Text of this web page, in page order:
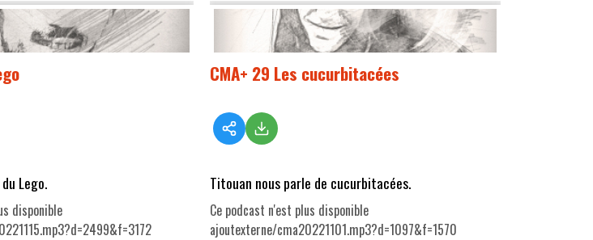
Lego.
disponible
CMA+ 29 Les cucurbitacées
Titouan nous parle de cucurbitacées.
Ce podcast n'est plus disponible
ajoutexterne/cma20221101.mp3?d=1097&f=1570